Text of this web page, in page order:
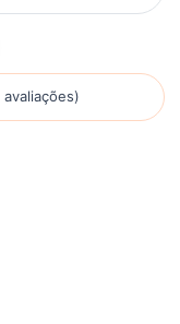
avaliações)